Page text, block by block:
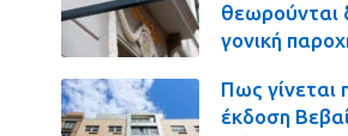
θεωρούνται
γονική
Πως γίνεται
έκδοση